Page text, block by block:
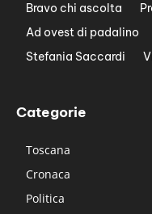
Bravo chi ascolta
Ad ovest di padalino
Stefania Saccardi
Categorie
Toscana
Cronaca
Politica